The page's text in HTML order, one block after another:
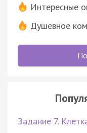
Интересные
Душевное
Задание 7.